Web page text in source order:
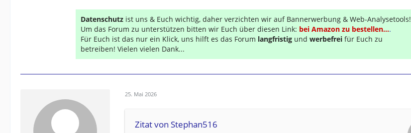
Datenschutz ist uns & Euch wichtig, daher verzichten wir auf Bannerwerbung & Web-Analysetools!
Um das Forum zu unterstützen bitten wir Euch über diesen Link: bei Amazon zu bestellen....
Für Euch ist das nur ein Klick, uns hilft es das Forum langfristig und werbefrei für Euch zu
betreiben! Vielen vielen Dank...
25. Mai 2026
Zitat von Stephan516